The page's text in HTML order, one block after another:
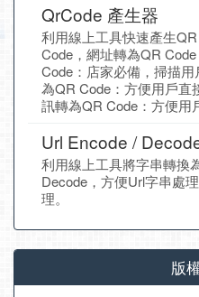
QrCode 產生器
利用線上工具快速產生
Code，網址轉為QR
Code：店家必備，掃描
為QR Code：方便用戶直
訊轉為QR Code：方便用
Url Encode /
利用線上工具將字串轉換
Decode，方便Url字串處
理。
版